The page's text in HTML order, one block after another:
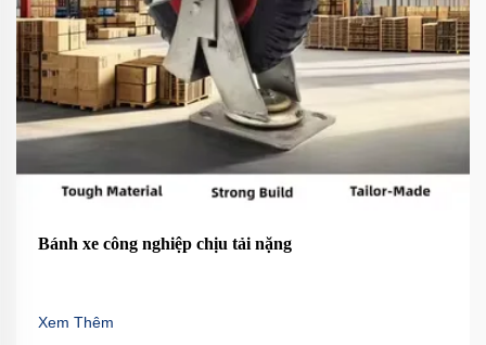
Bánh xe công nghiệp chịu tải nặng
Xem Thêm